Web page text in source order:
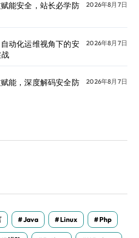
能安全，站长必学防
2026年8月7日
动化运维视角下的安
2026年8月7日
能，深度解码安全防
2026年8月7日
Java Linux Php